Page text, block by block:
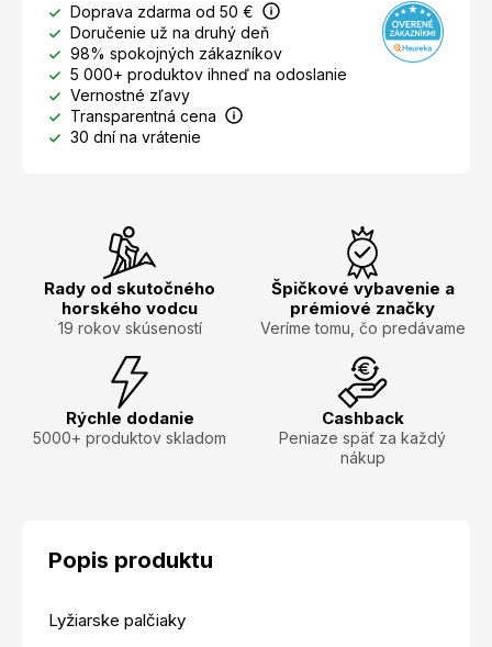
Doprava zdarma od 50 €
Doručenie už na druhý deň
98% spokojných zákazníkov
5 000+ produktov ihneď na odoslanie
Vernostné zľavy
Transparentná cena
30 dní na vrátenie
Rady od skutočného
horského vodcu
19 rokov skúseností
Špičkové vybavenie a
prémiové značky
Veríme tomu, čo predávame
Rýchle dodanie
5000+ produktov skladom
Cashback
Peniaze späť za každý
nákup
Popis produktu
Lyžiarske palčiaky